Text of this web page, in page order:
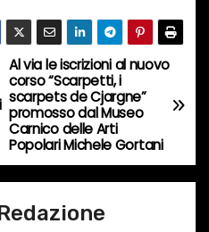
Al via le iscrizioni al nuovo
corso “Scarpetti, i
scarpets de Cjargne”
promosso dal Museo
Carnico delle Arti
Popolari Michele Gortani